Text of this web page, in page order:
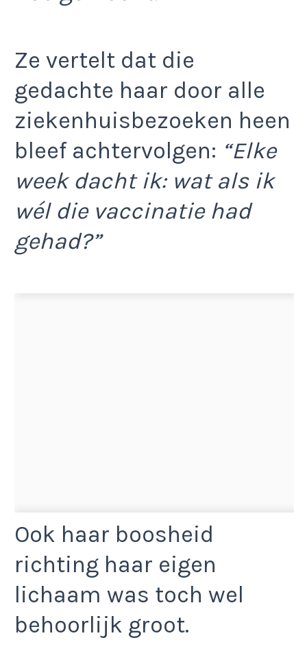
Ze vertelt dat die
gedachte haar door alle
ziekenhuisbezoeken heen
bleef achtervolgen: “Elke
week dacht ik: wat als ik
wél die vaccinatie had
gehad?”
Ook haar boosheid
richting haar eigen
lichaam was toch wel
behoorlijk groot.